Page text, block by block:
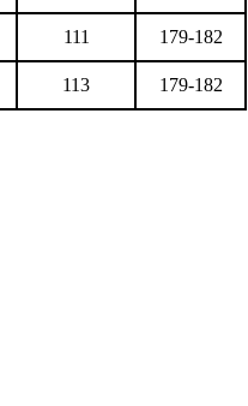
111 179-182
113 179-182